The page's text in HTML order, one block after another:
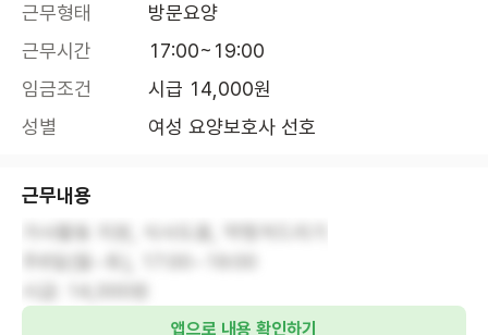
근무형태
방문요양
근무시간
17:00~19:00
임금조건
시급 14,000원
성별
여성 요양보호사 선호
근무내용
앱으로 내용 확인하기